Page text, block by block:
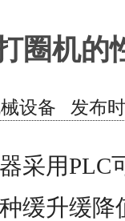
圈机的
设备 发布
采用PLC
缓升缓